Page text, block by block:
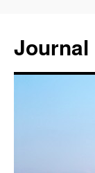
Journal